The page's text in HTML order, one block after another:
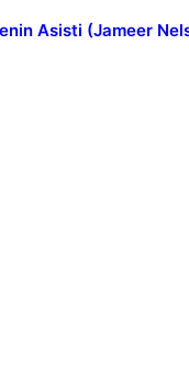
Asisti (Jameer